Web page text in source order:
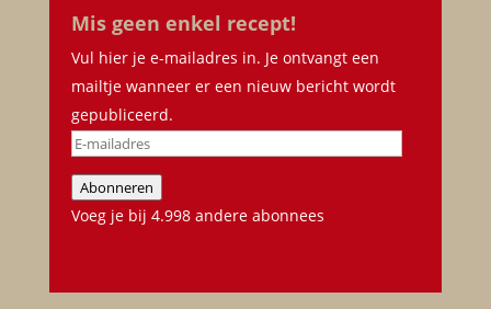
Mis geen enkel recept!
Vul hier je e-mailadres in. Je ontvangt een
mailtje wanneer er een nieuw bericht wordt
gepubliceerd.
E-
mailadres
Abonneren
Voeg je bij 4.998 andere abonnees